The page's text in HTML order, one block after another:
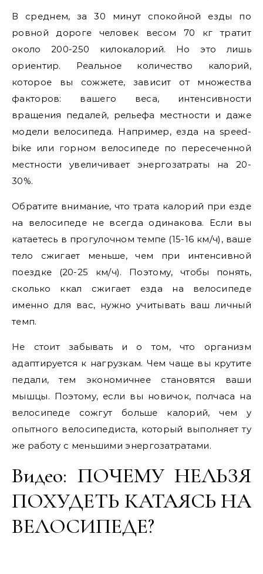
В среднем, за 30 минут спокойной езды по
ровной дороге человек весом 70 кг тратит
около 200-250 килокалорий. Но это лишь
ориентир. Реальное количество калорий,
которое вы сожжете, зависит от множества
факторов: вашего веса, интенсивности
вращения педалей, рельефа местности и даже
модели велосипеда. Например, езда на speed-
bike или горном велосипеде по пересеченной
местности увеличивает энергозатраты на 20-
30%.
Обратите внимание, что трата калорий при езде
на велосипеде не всегда одинакова. Если вы
катаетесь в прогулочном темпе (15-16 км/ч), ваше
тело сжигает меньше, чем при интенсивной
поездке (20-25 км/ч). Поэтому, чтобы понять,
сколько ккал сжигает езда на велосипеде
именно для вас, нужно учитывать ваш личный
темп.
Не стоит забывать и о том, что организм
адаптируется к нагрузкам. Чем чаще вы крутите
педали, тем экономичнее становятся ваши
мышцы. Поэтому, если вы новичок, полчаса на
велосипеде сожгут больше калорий, чем у
опытного велосипедиста, который выполняет ту
же работу с меньшими энергозатратами.
Видео: ПОЧЕМУ НЕЛЬЗЯ
ПОХУДЕТЬ КАТАЯСЬ НА
ВЕЛОСИПЕДЕ?